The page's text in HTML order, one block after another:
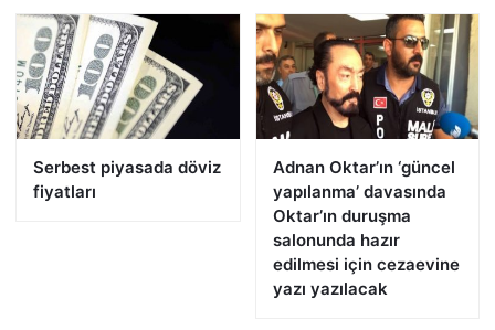
Serbest piyasada döviz
fiyatları
Adnan Oktar’ın ‘güncel
yapılanma’ davasında
Oktar’ın duruşma
salonunda hazır
edilmesi için cezaevine
yazı yazılacak